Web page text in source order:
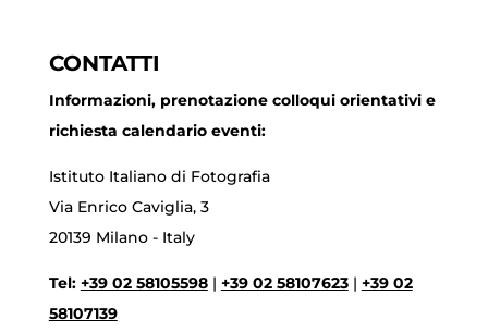
CONTATTI
Informazioni, prenotazione colloqui orientativi e
richiesta calendario eventi:
Istituto Italiano di Fotografia
Via Enrico Caviglia, 3
20139 Milano - Italy
Tel: +39 02 58105598| +39 02 58107623| +39 02
58107139